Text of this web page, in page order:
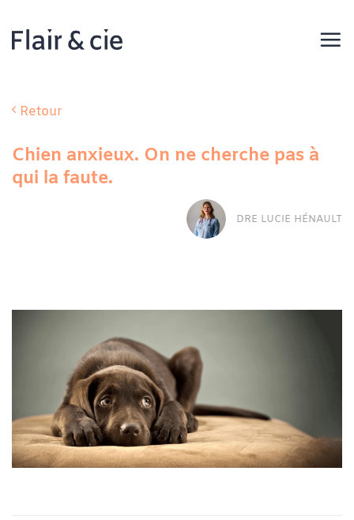
contenu
Retour
Chien anxieux. On ne cherche pas à
qui la faute.
DRE LUCIE HÉNAULT